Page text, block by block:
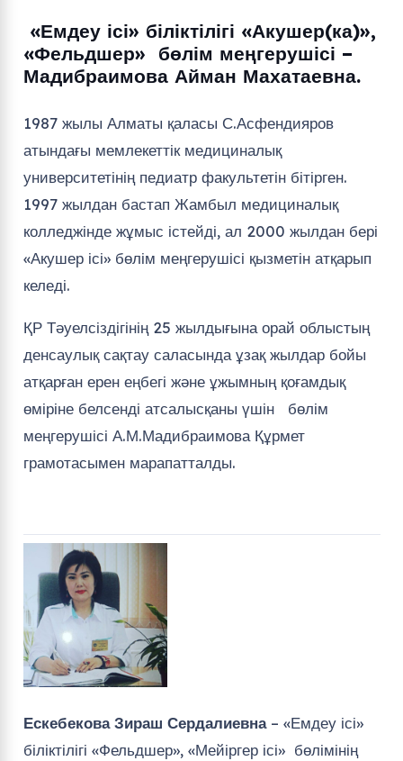
«Емдеу ісі» біліктілігі «Акушер(ка)»,
«Фельдшер» бөлім меңгерушісі –
Мадибраимова Айман Махатаевна.
1987 жылы Алматы қаласы С.Асфендияров
атындағы мемлекеттік медициналық
университетінің педиатр факультетін бітірген.
1997 жылдан бастап Жамбыл медициналық
колледжінде жұмыс істейді, ал 2000 жылдан бері
«Акушер ісі» бөлім меңгерушісі қызметін атқарып
келеді.
ҚР Тәуелсіздігінің 25 жылдығына орай облыстың
денсаулық сақтау саласында ұзақ жылдар бойы
атқарған ерен еңбегі және ұжымның қоғамдық
өміріне белсенді атсалысқаны үшін бөлім
меңгерушісі А.М.Мадибраимова Құрмет
грамотасымен марапатталды.
Ескебекова Зираш Сердалиевна – «Емдеу ісі»
біліктілігі «Фельдшер», «Мейіргер ісі» бөлімінің